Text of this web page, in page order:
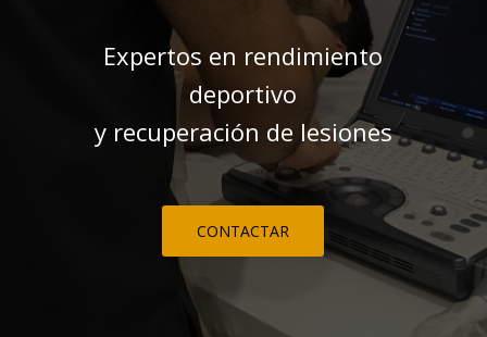
Expertos en rendimiento
deportivo
y recuperación de lesiones
CONTACTAR